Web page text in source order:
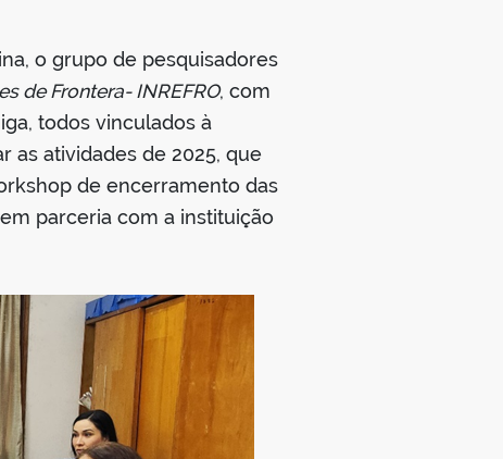
o grupo de pesquisadores
de Frontera- INREFRO, com
todos vinculados à
as atividades de 2025, que
de encerramento das
parceria com a instituição